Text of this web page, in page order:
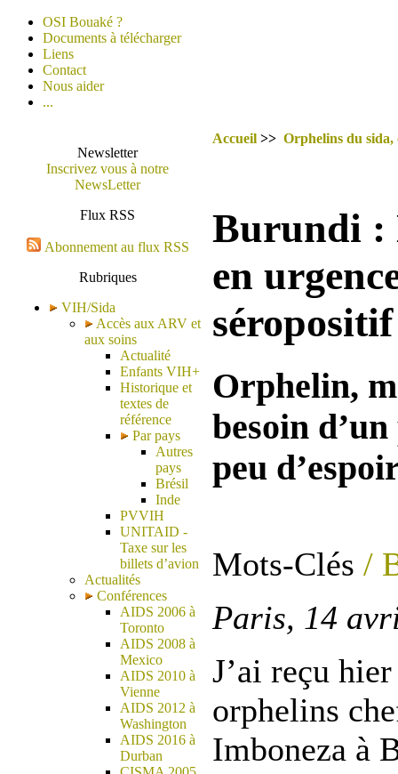
OSI Bouaké ?
Documents à télécharger
Liens
Contact
Nous aider
...
Newsletter
Inscrivez vous à notre
NewsLetter
Flux RSS
Abonnement au flux RSS
Rubriques
VIH/Sida
Accès aux ARV et
aux soins
Actualité
Enfants VIH+
Historique et
textes de
référence
Par pays
Autres
pays
Brésil
Inde
PVVIH
UNITAID -
Taxe sur les
billets d’avion
Actualités
Conférences
AIDS 2006 à
Toronto
AIDS 2008 à
Mexico
AIDS 2010 à
Vienne
AIDS 2012 à
Washington
AIDS 2016 à
Durban
Accueil >> Orphelins du
Burundi :
en
séropositif
Orphelin,
besoin
peu
Mots-Clés /
Paris, 14
J’ai reçu
orphelins
Imboneza à